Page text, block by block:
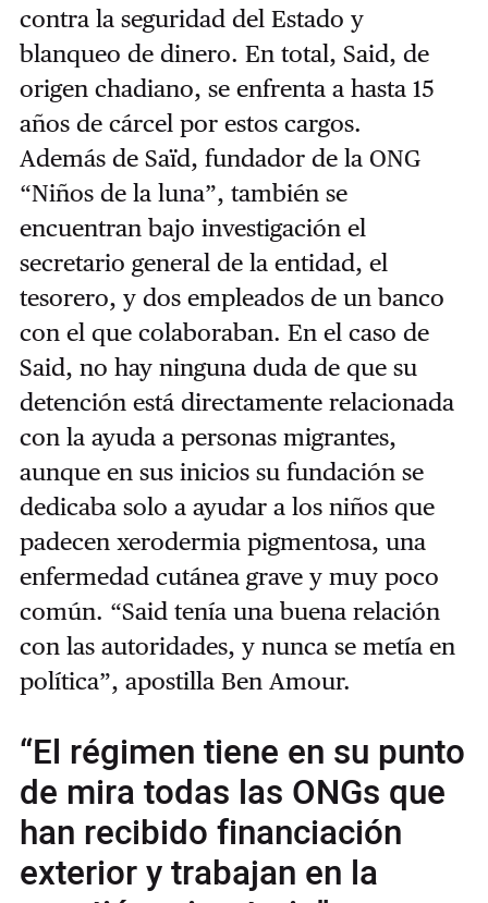
contra la seguridad del Estado y
blanqueo de dinero. En total, Said, de
origen chadiano, se enfrenta a hasta 15
años de cárcel por estos cargos.
Además de Saïd, fundador de la ONG
“Niños de la luna”, también se
encuentran bajo investigación el
secretario general de la entidad, el
tesorero, y dos empleados de un banco
con el que colaboraban. En el caso de
Said, no hay ninguna duda de que su
detención está directamente relacionada
con la ayuda a personas migrantes,
aunque en sus inicios su fundación se
dedicaba solo a ayudar a los niños que
padecen xerodermia pigmentosa, una
enfermedad cutánea grave y muy poco
común. “Said tenía una buena relación
con las autoridades, y nunca se metía en
política”, apostilla Ben Amour.
“El régimen tiene en su punto
de mira todas las ONGs que
han recibido financiación
exterior y trabajan en la